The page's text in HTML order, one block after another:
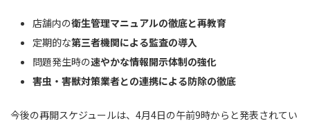
店舗内の衛生管理マニュアルの徹底と再教育
定期的な第三者機関による監査の導入
問題発生時の速やかな情報開示体制の強化
害虫・害獣対策業者との連携による防除の徹底
今後の再開スケジュールは、4月4日の午前9時からと発表されてい